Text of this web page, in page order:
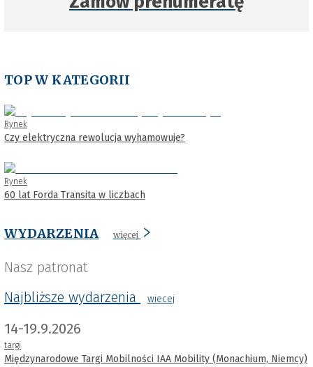
TOP W KATEGORII
Rynek
Czy elektryczna rewolucja wyhamowuje?
Rynek
60 lat Forda Transita w liczbach
WYDARZENIA więcej
Nasz patronat
Najbliższe wydarzenia
wiecej
14-19.9.2026
targi
Międzynarodowe Targi Mobilności IAA Mobility (Monachium, Niemcy)